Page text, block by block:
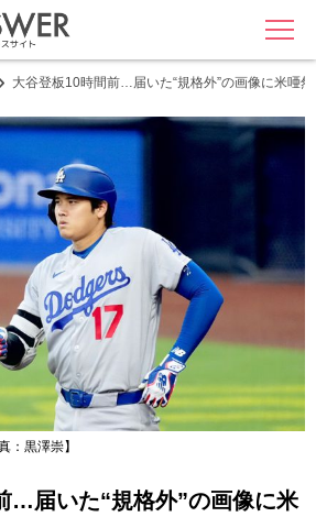
MENU
大谷登板10時間前…届いた“規格外”の画像に米唖
：黒澤崇】
…届いた“規格外”の画像に米